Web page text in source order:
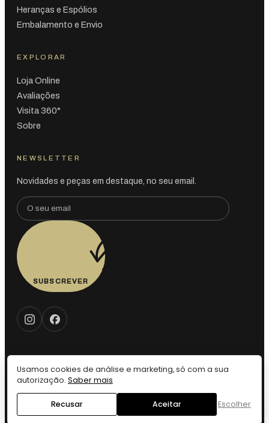
Heranças e Espólios
Embalamento e Envio
EXPLORAR
Loja Online
Avaliações
Visita 360°
Sobre
NEWSLETTER
Novidades e peças em destaque, no seu email.
SUBSCREVER
© 2026 Vintage LX — Todos os direitos reservados. · Design by
PrivacidadeCookies Definições de CookiesTermos Devolução
Usamos cookies de análise e marketing, só com a sua
autorização. Saber mais
Recusar Aceitar Escolher